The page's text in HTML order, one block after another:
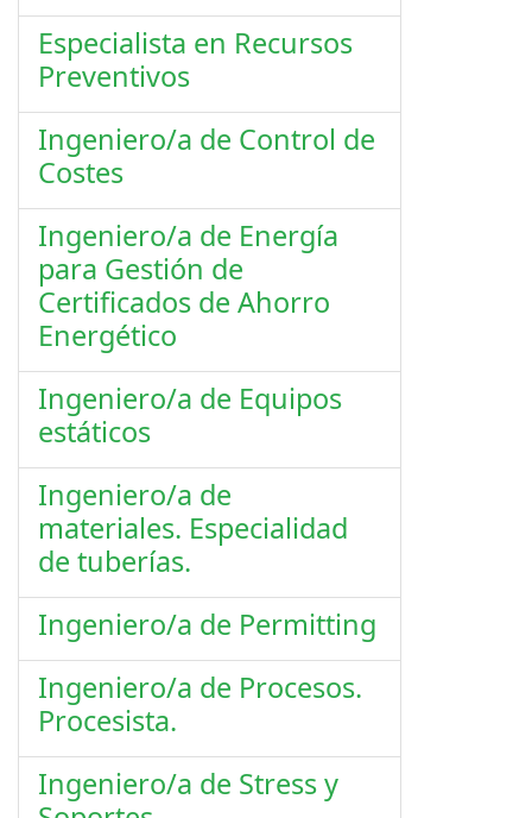
Especialista en Recursos
Preventivos
Ingeniero/a de Control de
Costes
Ingeniero/a de Energía
para Gestión de
Certificados de Ahorro
Energético
Ingeniero/a de Equipos
estáticos
Ingeniero/a de
materiales. Especialidad
de tuberías.
Ingeniero/a de Permitting
Ingeniero/a de Procesos.
Procesista.
Ingeniero/a de Stress y